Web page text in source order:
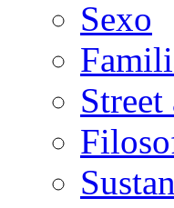
Sexo
Street